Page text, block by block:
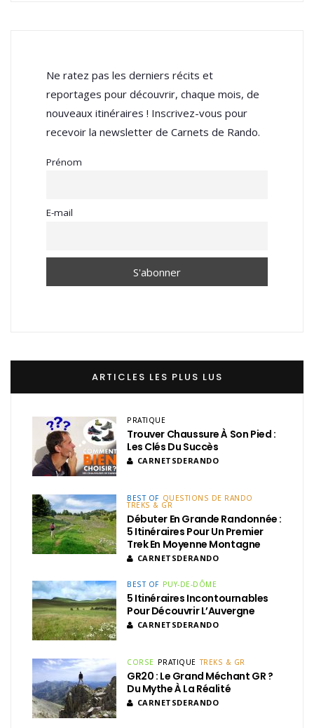
Ne ratez pas les derniers récits et
reportages pour découvrir, chaque mois, de
nouveaux itinéraires ! Inscrivez-vous pour
recevoir la newsletter de Carnets de Rando.
Prénom
E-mail
ARTICLES LES PLUS LUS
PRATIQUE
Trouver Chaussure À Son Pied :
Les Clés Du Succès
CARNETSDERANDO
BEST OF QUESTIONS DE RANDO
TREKS & GR
Débuter En Grande Randonnée :
5 Itinéraires Pour Un Premier
Trek En Moyenne Montagne
CARNETSDERANDO
BEST OF PUY-DE-DÔME
5 Itinéraires Incontournables
Pour Découvrir L’Auvergne
CARNETSDERANDO
CORSE PRATIQUE TREKS & GR
GR20 : Le Grand Méchant GR ?
Du Mythe À La Réalité
CARNETSDERANDO